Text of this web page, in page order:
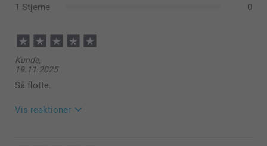
1 Stjerne
0
Kunde,
19.11.2025
Så flotte.
Vis reaktioner